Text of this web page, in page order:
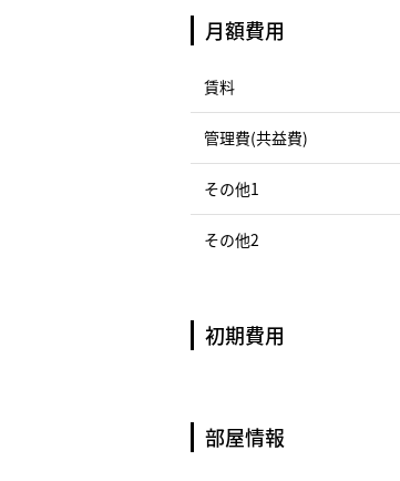
月額費用
賃料
管理費(共益費)
その他1
その他2
初期費用
部屋情報